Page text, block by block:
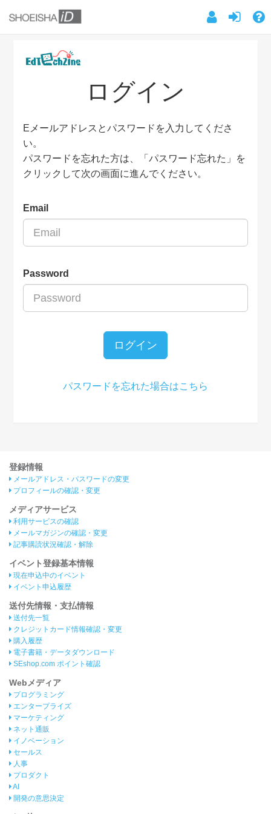
ログイン
Eメールアドレスとパスワードを入力してくださ
い。
パスワードを忘れた方は、「パスワード忘れた」を
クリックして次の画面に進んでください。
Email
Password
ログイン
パスワードを忘れた場合はこちら
登録情報
メールアドレス・パスワードの変更
プロフィールの確認・変更
メディアサービス
利用サービスの確認
メールマガジンの確認・変更
記事購読状況確認・解除
イベント登録基本情報
現在申込中のイベント
イベント申込履歴
送付先情報・支払情報
送付先一覧
クレジットカード情報確認・変更
購入履歴
電子書籍・データダウンロード
SEshop.com ポイント確認
Webメディア
プログラミング
エンタープライズ
マーケティング
ネット通販
イノベーション
セールス
人事
プロダクト
AI
開発の意思決定